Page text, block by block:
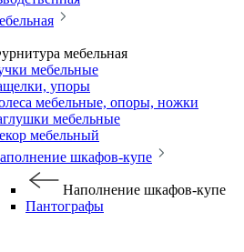
мебельная
мебельные
упоры
мебельные, опоры, ножки
мебельные
мебельный
шкафов-купе
Наполнение шкафов-купе
Пантографы